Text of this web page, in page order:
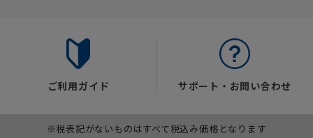
ご利用ガイド サポート・お問い合わせ
※税表記がないものはすべて税込み価格となります